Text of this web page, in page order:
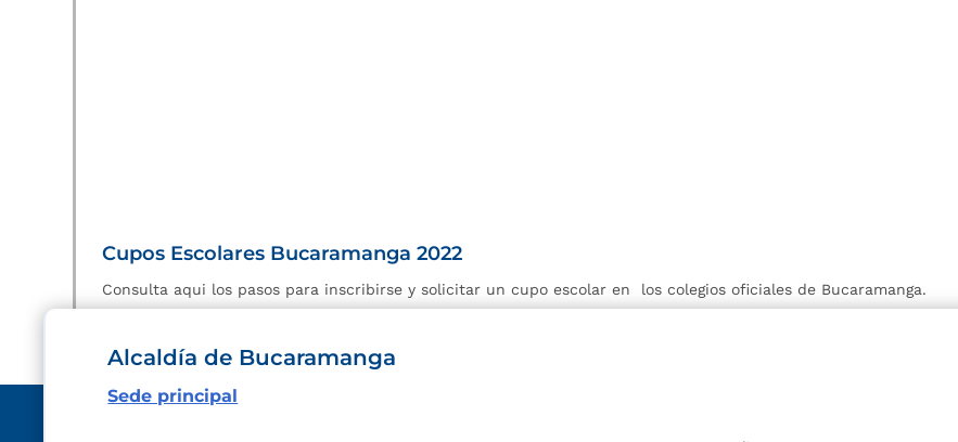
Cupos Escolares Bucaramanga 2022
Consulta aqui los pasos para inscribirse y solicitar un cupo escolar en los colegios oficiales de Bucaramanga.
Alcaldía de Bucaramanga
Sede principal